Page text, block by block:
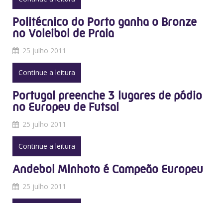
Politécnico do Porto ganha o Bronze
no Voleibol de Praia
25 julho 2011
Continue a leitura
Portugal preenche 3 lugares de pódio
no Europeu de Futsal
25 julho 2011
Continue a leitura
Andebol Minhoto é Campeão Europeu
25 julho 2011